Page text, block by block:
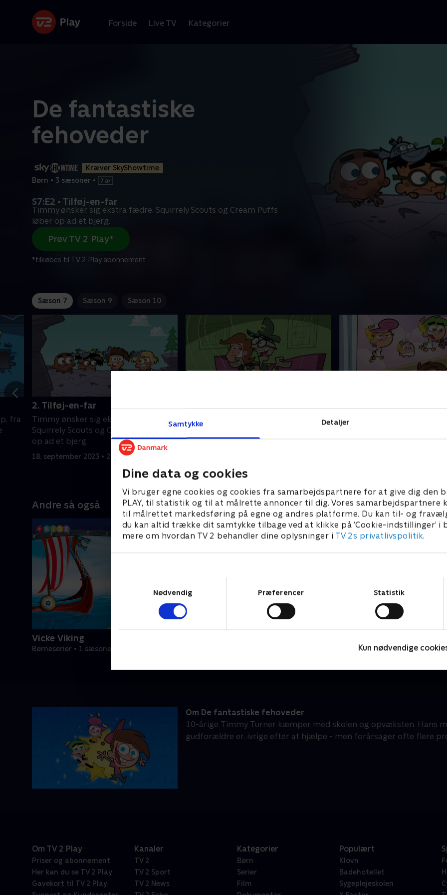
Samtykke Detaljer
Dine data og cookies
Vi bruger egne cookies og cookies fra samarbejdspartnere for at give dig den
PLAY, til statistik og til at målrette annoncer til dig. Vores samarbejdspartnere
til målrettet markedsføring på egne og andres platforme. Du kan til- og
du kan altid trække dit samtykke tilbage ved at klikke på ’Cookie-indstillinger’ i
mere om hvordan TV 2 behandler dine oplysninger i TV 2s privatlivspolitik.
Nødvendig
Præferencer Statistik
Kun nødvendige
Forside Live TV Kategorier
De fantastiske
fehoveder
Kræver SkyShowtime
Børn • 3 sæsoner •
S7:E2 • Tilføj-en-far
Timmy ønsker sig ekstra fædre. Squirrely Scouts og Cream Puffs
løber op ad et bjerg.
Prøv TV 2 Play*
*tilkøbes til TV 2 Play abonnement
Sæson 7 Sæson 9 Sæson 10
fra
2. Tilføj-en-far
Timmy ønsker sig ekstra fædre.
Squirrely Scouts og Cream Puffs løber
op ad et bjerg.
18. september 2023 • 22 min
En voldelig tegneserie inspirerer Poof.
Crocker kritiserer Timmys dårlige
karakterer, og Poof nægter at tage
18. september 2023 • 23 min
Crocker søger efter en
Andre så også
Vicke Viking
Børneserier • 1 sæsoner
Om De fantastiske fehoveder
10-årige Timmy Turner kæmper med skolen og opvæksten. Hans
gudforældre er, ivrige efter at hjælpe - men forårsager ofte flere
Om TV 2 Play
Priser og abonnement
Her kan du se TV 2 Play
Gavekort til TV 2 Play
Kanaler
TV 2
TV 2 Sport
TV 2 News
Kategorier
Børn
Serier
Film
Populært
Klovn
Badehotellet
Sygeplejeskolen